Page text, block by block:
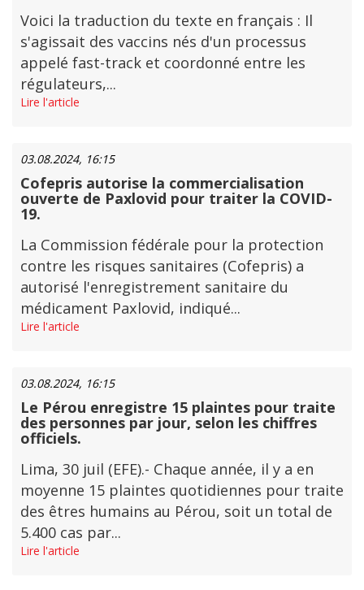
Voici la traduction du texte en français : Il
s'agissait des vaccins nés d'un processus
appelé fast-track et coordonné entre les
régulateurs,...
Lire l'article
03.08.2024, 16:15
Cofepris autorise la commercialisation
ouverte de Paxlovid pour traiter la COVID-
19.
La Commission fédérale pour la protection
contre les risques sanitaires (Cofepris) a
autorisé l'enregistrement sanitaire du
médicament Paxlovid, indiqué...
Lire l'article
03.08.2024, 16:15
Le Pérou enregistre 15 plaintes pour traite
des personnes par jour, selon les chiffres
officiels.
Lima, 30 juil (EFE).- Chaque année, il y a en
moyenne 15 plaintes quotidiennes pour traite
des êtres humains au Pérou, soit un total de
5.400 cas par...
Lire l'article